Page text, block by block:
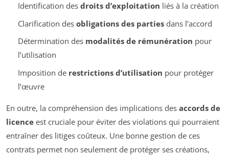
Identification des droits d’exploitation liés à la création
Clarification des obligations des partiesdans l’accord
Détermination des modalités de rémunération pour
l’utilisation
Imposition de restrictions d’utilisation pour protéger
l’œuvre
En outre, la compréhension des implications des accords de
licence est cruciale pour éviter des violations qui pourraient
entraîner des litiges coûteux. Une bonne gestion de ces
contrats permet non seulement de protéger ses créations,